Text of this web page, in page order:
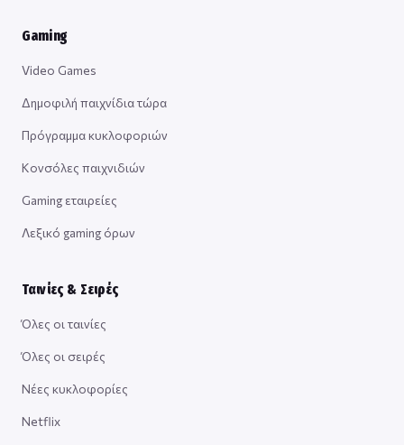
Gaming
Video Games
Δημοφιλή παιχνίδια τώρα
Πρόγραμμα κυκλοφοριών
Κονσόλες παιχνιδιών
Gaming εταιρείες
Λεξικό gaming όρων
Ταινίες & Σειρές
Όλες οι ταινίες
Όλες οι σειρές
Νέες κυκλοφορίες
Netflix